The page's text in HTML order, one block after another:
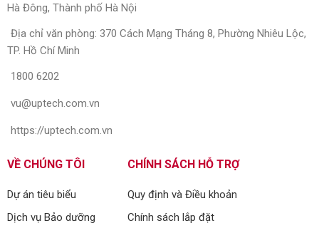
Hà Đông, Thành phố Hà Nội
Địa chỉ văn phòng: 370 Cách Mạng Tháng 8, Phường Nhiêu Lộc,
TP. Hồ Chí Minh
1800 6202
vu@uptech.com.vn
https://uptech.com.vn
VỀ CHÚNG TÔI
Dự án tiêu biểu
Dịch vụ Bảo dưỡng
CHÍNH SÁCH HỖ TRỢ
Quy định và Điều khoản
Chính sách lắp đặt